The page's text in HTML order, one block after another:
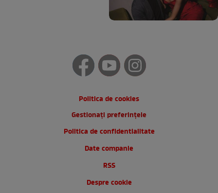
Politica de cookies
Gestionați preferințele
Politica de confidentialitate
Date companie
RSS
Despre cookie